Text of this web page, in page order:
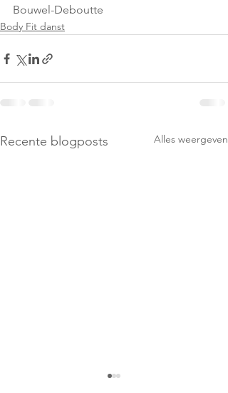
Bouwel-Deboutte
Body Fit danst
Recente blogposts Alles weergeven